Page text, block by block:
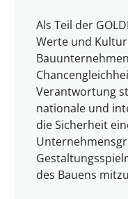
Als Teil der
Werte und
Verantwortung
nationale und
die Sicherheit
des Bauens